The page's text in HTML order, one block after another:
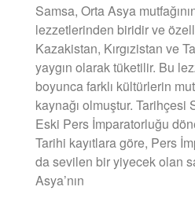
Samsa, Orta Asya
lezzetlerinden biridir ve
Kazakistan, Kırgızistan ve
yaygın olarak tüketilir. Bu
boyunca farklı kültürlerin
kaynağı olmuştur. Tarihçesi
Eski Pers İmparatorluğu
Tarihi kayıtlara göre, Pers
da sevilen bir yiyecek olan
Asya’nın